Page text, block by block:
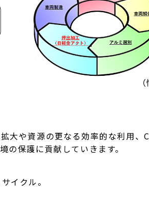
や資源の更なる効率的な利用、
保護に貢献していきます。
クル。